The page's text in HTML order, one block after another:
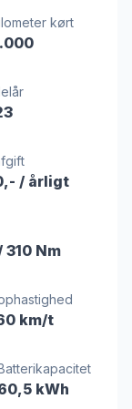
kørt
/ årligt
310 Nm
km/t
kWh